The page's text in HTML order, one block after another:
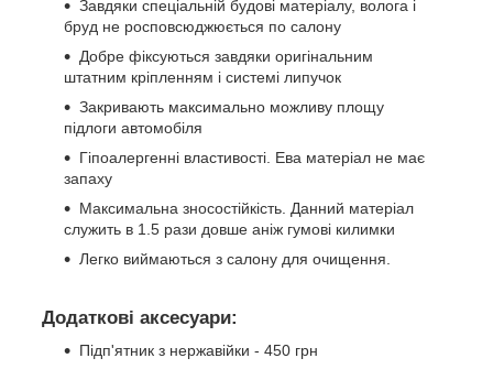
Завдяки спеціальній будові матеріалу, волога і
бруд не росповсюджюється по салону
Добре фіксуються завдяки оригінальним
штатним кріпленням і системі липучок
Закривають максимально можливу площу
підлоги автомобіля
Гіпоалергенні властивості. Ева матеріал не має
запаху
Максимальна зносостійкість. Данний матеріал
служить в 1.5 рази довше аніж гумові килимки
Легко виймаються з салону для очищення.
Додаткові аксесуари:
Підп'ятник з нержавійки - 450 грн